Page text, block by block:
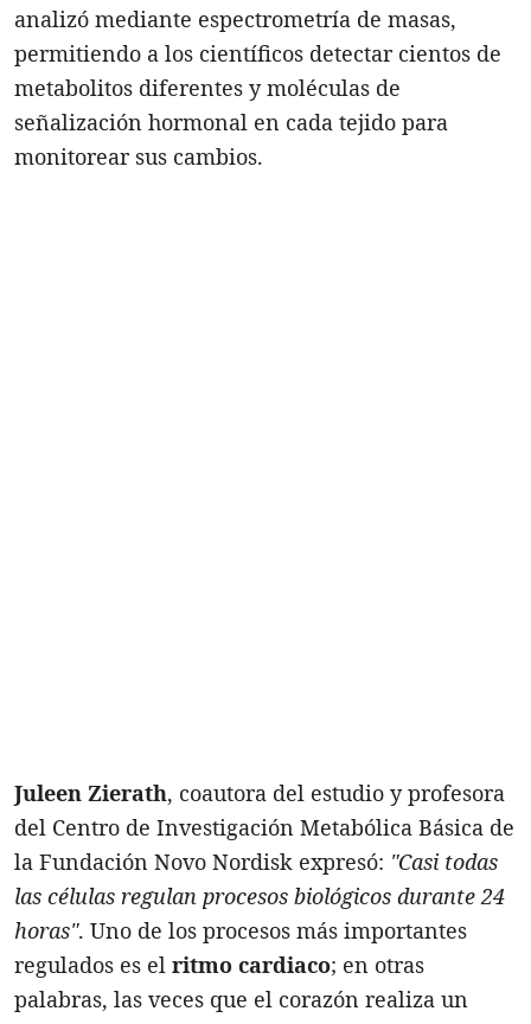
analizó mediante espectrometría de masas,
permitiendo a los científicos detectar cientos de
metabolitos diferentes y moléculas de
señalización hormonal en cada tejido para
monitorear sus cambios.
Juleen Zierath, coautora del estudio y profesora
del Centro de Investigación Metabólica Básica de
la Fundación Novo Nordisk expresó: "Casi todas
las células regulan procesos biológicos durante 24
horas". Uno de los procesos más importantes
regulados es el ritmo cardiaco; en otras
palabras, las veces que el corazón realiza un